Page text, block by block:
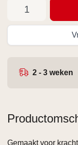
2 - 3 weken
Gemaakt voor